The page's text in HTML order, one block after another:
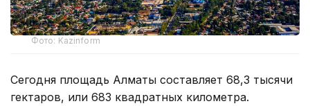
Фото: Kazinform
Сегодня площадь Алматы составляет 68,3 тысячи
гектаров, или 683 квадратных километра.